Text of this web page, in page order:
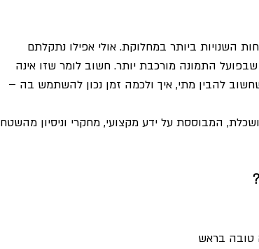
השנויות ביותר במחלוקת. אולי אפילו נתקלתם
התמונה מורכבת יותר. חשוב לומר שזו אינה
להבין מתי, איך ולכמה זמן נכון להשתמש בה –
המבוססת על ידע מקצועי, מחקרי וניסיון מהשטח
טובה בראש